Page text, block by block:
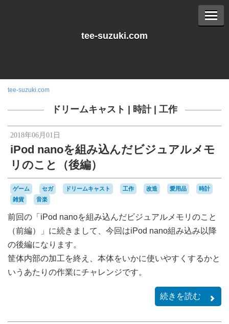
tee-suzuki.com
tee-suzuki.com
ドリームキャスト 時計| 工作
2018年06月01日
iPod nanoを組み込んだビジュアルメモ
リのこと（後編）
ゲーム セガ ドリームキャスト 工作 改造 愛用品
時計
雑貨
音楽
前回の「iPod nanoを組み込んだビジュアルメモリのこと
（前編）」に続きまして、今回はiPod nano組み込み以降
の後編になります。
筐体内部の加工を終え、本体をいかに使いやすくするかと
いうあたりの作業にチャレンジです。
続きを読む